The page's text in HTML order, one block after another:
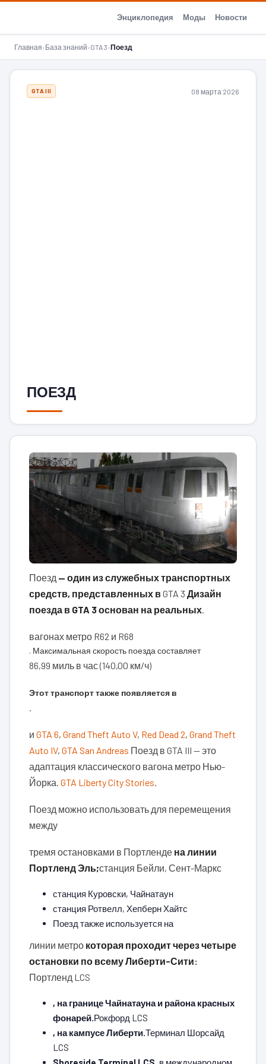
Энциклопедия Моды Новости
Главная›База знаний›GTA 3›Поезд
GTA III 08 марта 2026
ПОЕЗД
Поезд — один из служебных транспортных
средств, представленных вGTA 3 Дизайн
поезда в GTA 3 основан на реальных.
вагонах метро R62 и R68
. Максимальная скорость поезда составляет
86,99 миль в час (140,00 км/ч)
Этот транспорт также появляется в
.
и GTA 6, Grand Theft Auto V, Red Dead 2, Grand Theft
Auto IV, GTA San Andreas Поезд в GTA III — это
адаптация классического вагона метро Нью-
Йорка. GTA Liberty City Stories.
Поезд можно использовать для перемещения
между
тремя остановками в Портленде на линии
Портленд Эль;станция Бейли, Сент-Маркс
станция Куровски, Чайнатаун
станция Ротвелл, Хепберн Хайтс
Поезд также используется на
линии метро которая проходит через четыре
остановки по всему Либерти-Сити:
Портленд LCS
, на границе Чайнатауна и района красных
фонарей.Рокфорд LCS
, на кампусе Либерти.Терминал Шорсайд
LCS